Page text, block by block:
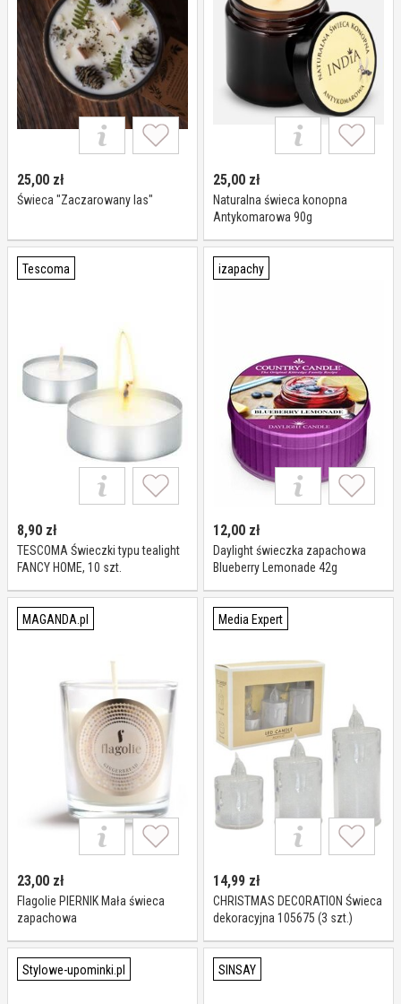
25,00 zł
Świeca "Zaczarowany las"
25,00 zł
Naturalna świeca konopna
Antykomarowa 90g
Tescoma
8,90 zł
TESCOMA Świeczki typu tealight
FANCY HOME, 10 szt.
izapachy
12,00 zł
Daylight świeczka zapachowa
Blueberry Lemonade 42g
MAGANDA.pl
23,00 zł
Flagolie PIERNIK Mała świeca
zapachowa
Media Expert
14,99 zł
CHRISTMAS DECORATION Świeca
dekoracyjna 105675 (3 szt.)
Stylowe-upominki.pl SINSAY